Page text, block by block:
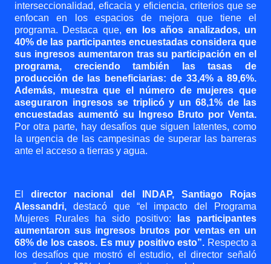
interseccionalidad, eficacia y eficiencia, criterios que se
enfocan en los espacios de mejora que tiene el
programa. Destaca que,en los años analizados, un
40% de las participantes encuestadas considera que
sus ingresos aumentaron tras su participación en el
programa, creciendo también las tasas de
producción de las beneficiarias: de 33,4% a 89,6%.
Además, muestra que el número de mujeres que
aseguraron ingresos se triplicó y un 68,1% de las
encuestadas aumentó su Ingreso Bruto por Venta.
Por otra parte, hay desafíos que siguen latentes, como
la urgencia de las campesinas de superar las barreras
ante el acceso a tierras y agua.
Eldirector nacional del INDAP, Santiago Rojas
Alessandri, destacó que “el impacto del Programa
Mujeres Rurales ha sido positivo:
las participantes
aumentaron sus ingresos brutos por ventas en un
68% de los casos. Es muy positivo esto”. Respecto a
los desafíos que mostró el estudio, el director señaló